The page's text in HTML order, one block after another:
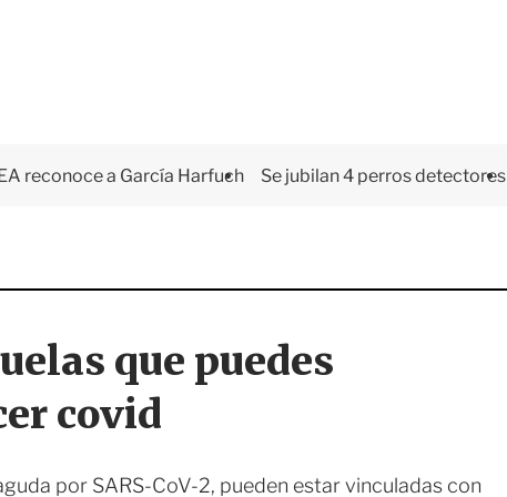
reconoce a García Harfuch Se jubilan 4 perros detectores
que puedes
covid
por SARS-CoV-2, pueden estar vinculadas con